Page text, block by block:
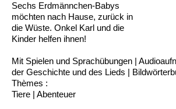
Sechs Erdmännchen-Babys
möchten nach Hause, zurück in
die Wüste. Onkel Karl und die
Kinder helfen ihnen!
Mit Spielen und Sprachübungen |
der Geschichte und des Lieds |
Thèmes :
Tiere | Abenteuer